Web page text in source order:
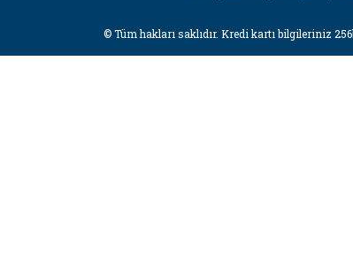
© Tüm hakları saklıdır. Kredi kartı bilgileriniz